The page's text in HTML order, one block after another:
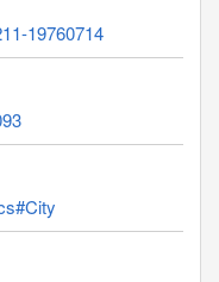
19760714